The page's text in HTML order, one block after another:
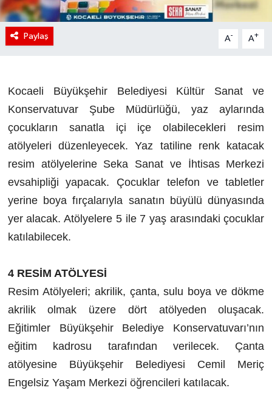
Paylaş A- A+
Kocaeli Büyükşehir Belediyesi Kültür Sanat ve
Konservatuvar Şube Müdürlüğü, yaz aylarında
çocukların sanatla içi içe olabilecekleri resim
atölyeleri düzenleyecek. Yaz tatiline renk katacak
resim atölyelerine Seka Sanat ve İhtisas Merkezi
evsahipliği yapacak. Çocuklar telefon ve tabletler
yerine boya fırçalarıyla sanatın büyülü dünyasında
yer alacak. Atölyelere 5 ile 7 yaş arasındaki çocuklar
katılabilecek.
4 RESİM ATÖLYESİ
Resim Atölyeleri; akrilik, çanta, sulu boya ve dökme
akrilik olmak üzere dört atölyeden oluşacak.
Eğitimler Büyükşehir Belediye Konservatuvarı’nın
eğitim kadrosu tarafından verilecek. Çanta
atölyesine Büyükşehir Belediyesi Cemil Meriç
Engelsiz Yaşam Merkezi öğrencileri katılacak.